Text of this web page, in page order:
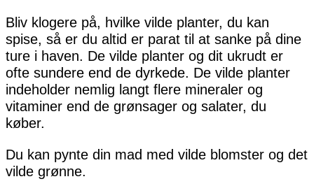
Bliv klogere på, hvilke vilde planter, du kan
spise, så er du altid er parat til at sanke på dine
ture i haven. De vilde planter og dit ukrudt er
ofte sundere end de dyrkede. De vilde planter
indeholder nemlig langt flere mineraler og
vitaminer end de grønsager og salater, du
køber.
Du kan pynte din mad med vilde blomster og det
vilde grønne.